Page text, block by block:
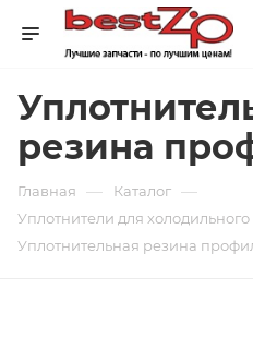
резина
Главная — Каталог —
Уплотнители для
Уплотнительная резина